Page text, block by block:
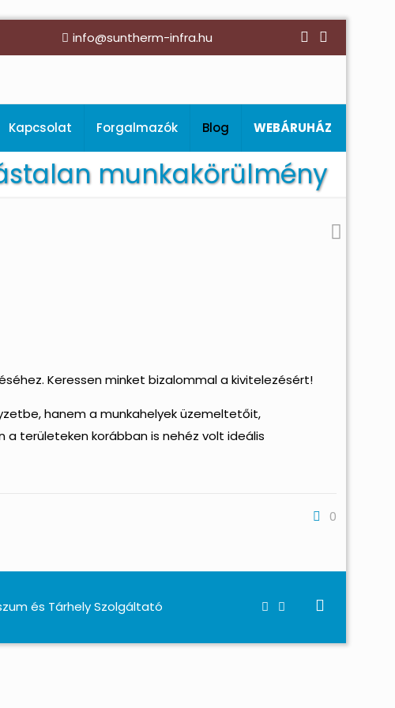
info@suntherm-infra.hu
Kapcsolat Forgalmazók Blog WEBÁRUHÁZ
munkakörülmény
Keressen minket bizalommal a kivitelezésért!
hanem a munkahelyek üzemeltetőit,
a területeken korábban is nehéz volt ideális
0
és Tárhely Szolgáltató